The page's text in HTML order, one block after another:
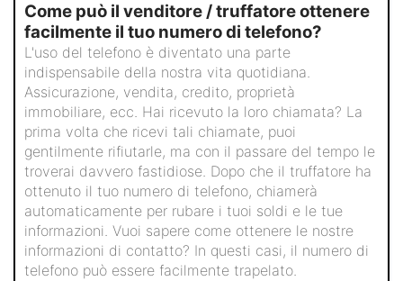
Come può il venditore / truffatore ottenere
facilmente il tuo numero di telefono?
L'uso del telefono è diventato una parte
indispensabile della nostra vita quotidiana.
Assicurazione, vendita, credito, proprietà
immobiliare, ecc. Hai ricevuto la loro chiamata? La
prima volta che ricevi tali chiamate, puoi
gentilmente rifiutarle, ma con il passare del tempo le
troverai davvero fastidiose. Dopo che il truffatore ha
ottenuto il tuo numero di telefono, chiamerà
automaticamente per rubare i tuoi soldi e le tue
informazioni. Vuoi sapere come ottenere le nostre
informazioni di contatto? In questi casi, il numero di
telefono può essere facilmente trapelato.